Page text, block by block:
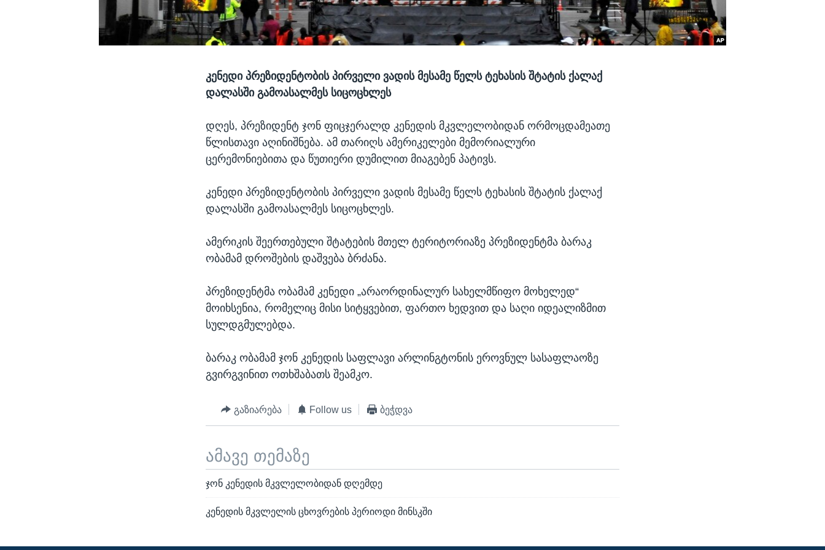
კენედი პრეზიდენტობის პირველი ვადის მესამე წელს ტეხასის შტატის ქალაქ
დალასში გამოასალმეს სიცოცხლეს
დღეს, პრეზიდენტ ჯონ ფიცჯერალდ კენედის მკვლელობიდან ორმოცდამეათე
წლისთავი აღინიშნება. ამ თარიღს ამერიკელები მემორიალური
ცერემონიებითა და წუთიერი დუმილით მიაგებენ პატივს.
კენედი პრეზიდენტობის პირველი ვადის მესამე წელს ტეხასის შტატის ქალაქ
დალასში გამოასალმეს სიცოცხლეს.
ამერიკის შეერთებული შტატების მთელ ტერიტორიაზე პრეზიდენტმა ბარაკ
ობამამ დროშების დაშვება ბრძანა.
პრეზიდენტმა ობამამ კენედი „არაორდინალურ სახელმწიფო მოხელედ“
მოიხსენია, რომელიც მისი სიტყვებით, ფართო ხედვით და საღი იდეალიზმით
სულდგმულებდა.
ბარაკ ობამამ ჯონ კენედის საფლავი არლინგტონის ეროვნულ სასაფლაოზე
გვირგვინით ოთხშაბათს შეამკო.
გაზიარება Follow us ბეჭდვა
ამავე თემაზე
ჯონ კენედის მკვლელობიდან დღემდე
კენედის მკვლელის ცხოვრების პერიოდი მინსკში